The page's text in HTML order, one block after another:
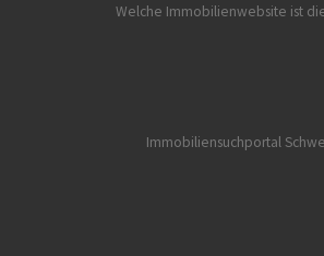
Welche Immobilienwebsite ist
Immobiliensuchportal